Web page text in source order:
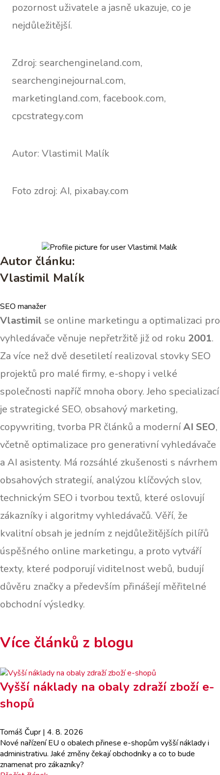
pozornost uživatele a jasně ukazuje, co je
nejdůležitější.
Zdroj: searchengineland.com,
searchenginejournal.com,
marketingland.com, facebook.com,
cpcstrategy.com
Autor: Vlastimil Malík
Foto zdroj: AI, pixabay.com
Autor článku:
Vlastimil Malík
SEO manažer
Vlastimil se online marketingu a optimalizaci pro
vyhledávače věnuje nepřetržitě již od roku 2001.
Za více než dvě desetiletí realizoval stovky SEO
projektů pro malé firmy, e-shopy i velké
společnosti napříč mnoha obory. Jeho specializací
je strategické SEO, obsahový marketing,
copywriting, tvorba PR článků a moderníAI SEO,
včetně optimalizace pro generativní vyhledávače
a AI asistenty. Má rozsáhlé zkušenosti s návrhem
obsahových strategií, analýzou klíčových slov,
technickým SEO i tvorbou textů, které oslovují
zákazníky i algoritmy vyhledávačů. Věří, že
kvalitní obsah je jedním z nejdůležitějších pilířů
úspěšného online marketingu, a proto vytváří
texty, které podporují viditelnost webů, budují
důvěru značky a především přinášejí měřitelné
obchodní výsledky.
Více článků z blogu
Vyšší náklady na obaly zdraží zboží e-
shopů
Tomáš Čupr | 4. 8. 2026
Nové nařízení EU o obalech přinese e-shopům vyšší náklady i
administrativu. Jaké změny čekají obchodníky a co to bude
znamenat pro zákazníky?